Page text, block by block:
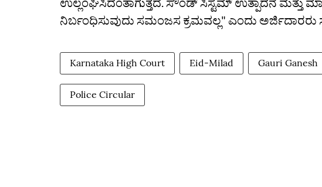
ನಿರ್ಬಂಧಿಸುವುದು ಸಮಂಜಸ ಕ್ರಮವಲ್ಲ" ಎಂದು ಅರ್ಜಿದಾರರು
Karnataka High Court Eid-Milad Gauri Ganesh
Police Circular